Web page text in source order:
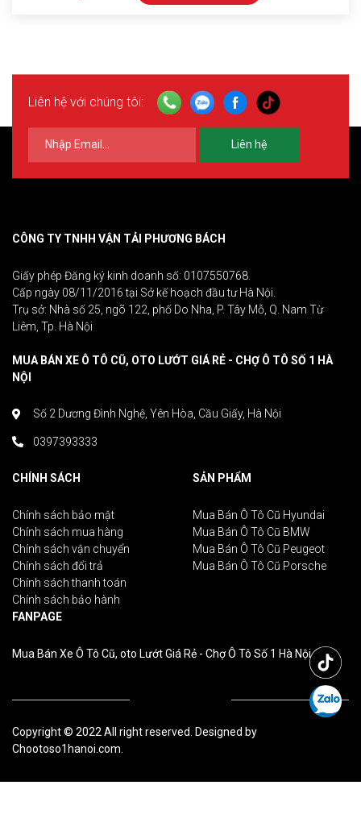
Liên hệ với chúng tôi:
Liên hệ
CÔNG TY TNHH VẬN TẢI PHƯƠNG BÁCH
Giấy phép Đăng ký kinh doanh số: 0107550768.
Cấp ngày 08/11/2016 tại Sở kế hoạch đầu tư Hà Nội.
Trụ sở: Nhà số 25, ngõ 122, phố Do Nha, P. Tây Mỗ, Q. Nam Từ
Liêm, Tp. Hà Nội
MUA BÁN XE Ô TÔ CŨ, OTO LƯỚT GIÁ RẺ - CHỢ Ô TÔ SỐ 1 HÀ
NỘI
Số 2 Dương Đình Nghệ, Yên Hòa, Cầu Giấy, Hà Nội
0397393333
CHÍNH SÁCH
Chính sách bảo mật
Chính sách mua hàng
Chính sách vận chuyển
Chính sách đổi trả
Chính sách thanh toán
Chính sách bảo hành
SẢN PHẨM
Mua Bán Ô Tô Cũ Hyundai
Mua Bán Ô Tô Cũ BMW
Mua Bán Ô Tô Cũ Peugeot
Mua Bán Ô Tô Cũ Porsche
FANPAGE
Mua Bán Xe Ô Tô Cũ, oto Lướt Giá Rẻ - Chợ Ô Tô Số 1 Hà Nội
Copyright © 2022 All right reserved. Designed by
Chootoso1hanoi.com.